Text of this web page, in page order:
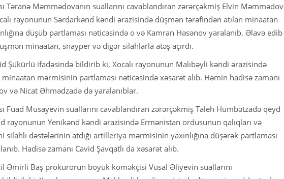
Təranə Məmmədovanın suallarını cavablandıran zərərçəkmiş Elvin Məmmədov
rayonunun Sərdarkənd kəndi ərazisində düşmən tərəfindən atılan minaatan
düşüb partlaması nəticəsində o və Kamran Həsənov yaralanıb. Əlavə edib
minaatan, snayper və digər silahlarla atəş açırdı.
Şükürlü ifadəsində bildirib ki, Xocalı rayonunun Malıbəyli kəndi ərazisində
minaatan mərmisinin partlaması nəticəsində xəsarət alıb. Həmin hadisə zamanı
və Nicat Əhmədzadə də yaralanıblar.
Fuad Musayevin suallarını cavablandıran zərərçəkmiş Taleh Hümbətzadə qeyd
rayonunun Yenikənd kəndi ərazisində Ermənistan ordusunun qalıqları və
silahlı dəstələrinin atdığı artilleriya mərmisinin yaxınlığına düşərək partlaması
Hadisə zamanı Cavid Şavqatlı da xəsarət alıb.
Əmirli Baş prokurorun böyük köməkçisi Vüsal Əliyevin suallarını